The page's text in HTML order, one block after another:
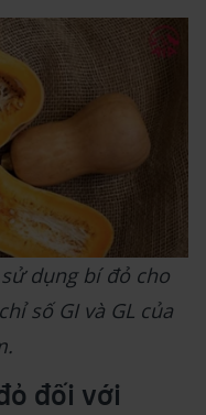
dụng bí đỏ cho
số GI và GL của
đối với